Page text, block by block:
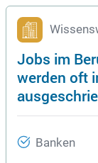
Jobs im
werden oft
Banken